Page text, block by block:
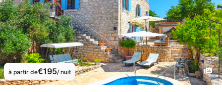
à partir de€195/ nuit